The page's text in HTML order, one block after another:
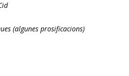
(algunes prosificacions)